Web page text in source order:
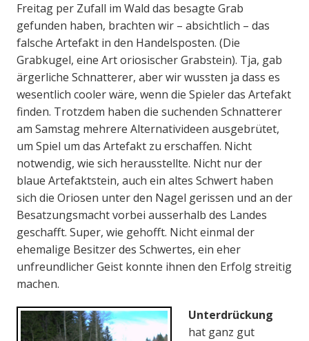
Freitag per Zufall im Wald das besagte Grab
gefunden haben, brachten wir – absichtlich – das
falsche Artefakt in den Handelsposten. (Die
Grabkugel, eine Art oriosischer Grabstein). Tja, gab
ärgerliche Schnatterer, aber wir wussten ja dass es
wesentlich cooler wäre, wenn die Spieler das Artefakt
finden. Trotzdem haben die suchenden Schnatterer
am Samstag mehrere Alternativideen ausgebrütet,
um Spiel um das Artefakt zu erschaffen. Nicht
notwendig, wie sich herausstellte. Nicht nur der
blaue Artefaktstein, auch ein altes Schwert haben
sich die Oriosen unter den Nagel gerissen und an der
Besatzungsmacht vorbei ausserhalb des Landes
geschafft. Super, wie gehofft. Nicht einmal der
ehemalige Besitzer des Schwertes, ein eher
unfreundlicher Geist konnte ihnen den Erfolg streitig
machen.
Unterdrückung
hat ganz gut